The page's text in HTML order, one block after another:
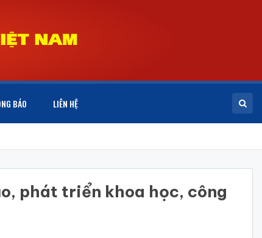
BÁO LIÊN HỆ
phát triển khoa học, công